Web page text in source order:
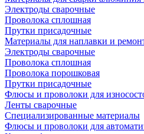
Электроды сварочные
Проволока сплошная
Прутки присадочные
Материалы для наплавки и
Электроды сварочные
Проволока сплошная
Проволока порошковая
Прутки присадочные
Флюсы и проволоки для
Ленты сварочные
Специализированные материалы
Флюсы и проволоки для